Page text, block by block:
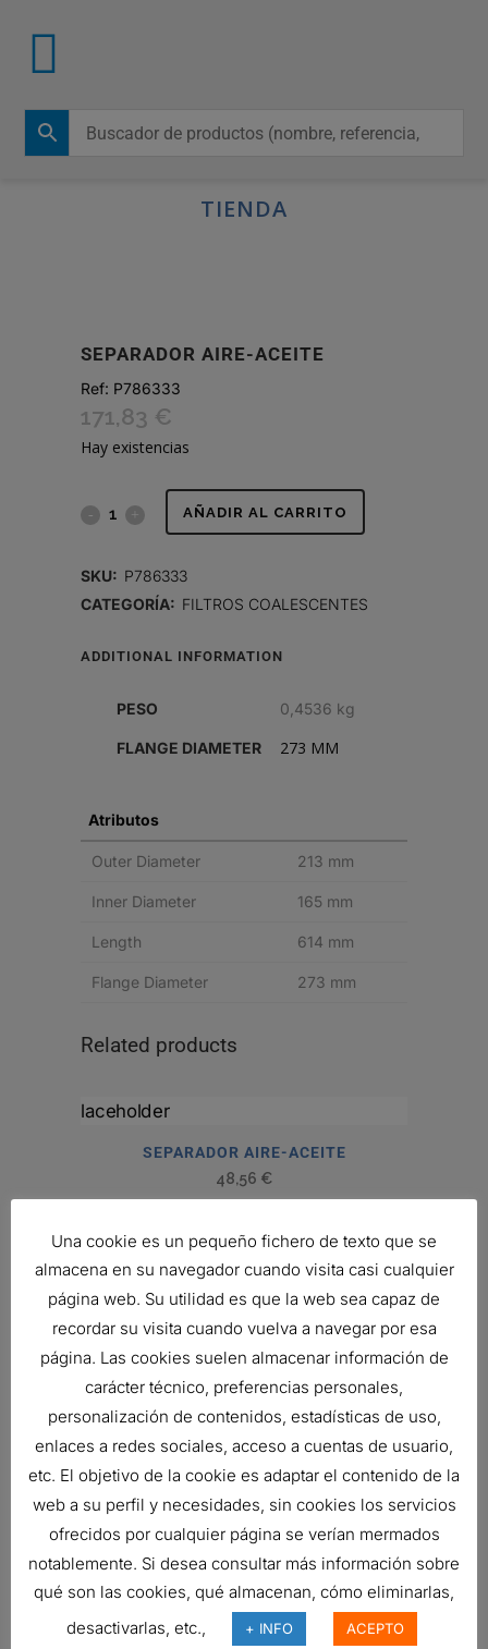
TIENDA
SEPARADOR AIRE-ACEITE
Ref: P786333
171,83 €
Hay existencias
SEPARADOR AÑADIR AL CARRITO
SKU: P786333
CATEGORÍA: FILTROS COALESCENTES
ADDITIONAL INFORMATION
PESO 0,4536 kg
FLANGE DIAMETER 273 MM
Atributos
Outer Diameter 213 mm
Inner Diameter 165 mm
Length 614 mm
Flange Diameter 273 mm
Related products
SEPARADOR AIRE-ACEITE
48,56 €
SEPARADOR AIRE-ACEITE
92,45€
Ref:P785224
SEPARADOR AIRE-ACEITE
172,82 €
Ref:P525199
SEPARADOR AIRE-ACEITE
62,60 €
Una cookie es un pequeño fichero de texto que se
almacena en su navegador cuando visita casi cualquier
página web. Su utilidad es que la web sea capaz de
recordar su visita cuando vuelva a navegar por esa
página. Las cookies suelen almacenar información de
carácter técnico, preferencias personales,
personalización de contenidos, estadísticas de uso,
enlaces a redes sociales, acceso a cuentas de usuario,
etc. El objetivo de la cookie es adaptar el contenido de la
web a su perfil y necesidades, sin cookies los servicios
ofrecidos por cualquier página se verían mermados
notablemente. Si desea consultar más información sobre
qué son las cookies, qué almacenan, cómo eliminarlas,
desactivarlas, etc.,
+ INFO ACEPTO